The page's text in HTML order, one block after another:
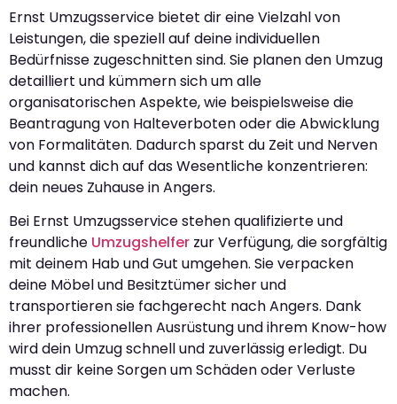
Ernst Umzugsservice bietet dir eine Vielzahl von
Leistungen, die speziell auf deine individuellen
Bedürfnisse zugeschnitten sind. Sie planen den Umzug
detailliert und kümmern sich um alle
organisatorischen Aspekte, wie beispielsweise die
Beantragung von Halteverboten oder die Abwicklung
von Formalitäten. Dadurch sparst du Zeit und Nerven
und kannst dich auf das Wesentliche konzentrieren:
dein neues Zuhause in Angers.
Bei Ernst Umzugsservice stehen qualifizierte und
freundliche Umzugshelfer zur Verfügung, die sorgfältig
mit deinem Hab und Gut umgehen. Sie verpacken
deine Möbel und Besitztümer sicher und
transportieren sie fachgerecht nach Angers. Dank
ihrer professionellen Ausrüstung und ihrem Know-how
wird dein Umzug schnell und zuverlässig erledigt. Du
musst dir keine Sorgen um Schäden oder Verluste
machen.